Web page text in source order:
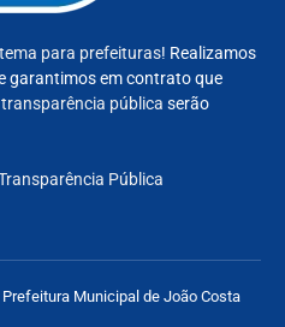
para prefeituras! Realizamos
garantimos em contrato que
transparência pública serão
Pública
Municipal de João Costa